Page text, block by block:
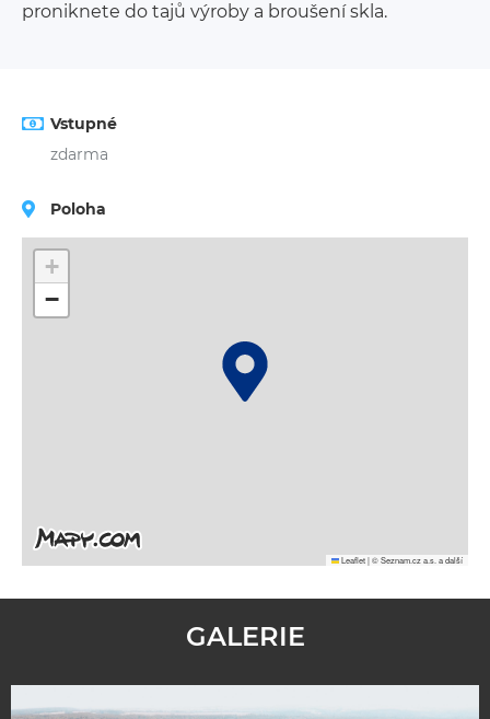
proniknete do tajů výroby a broušení skla.
Vstupné
zdarma
Poloha
+
−
Leaflet|© Seznam.cz a.s. a další
GALERIE